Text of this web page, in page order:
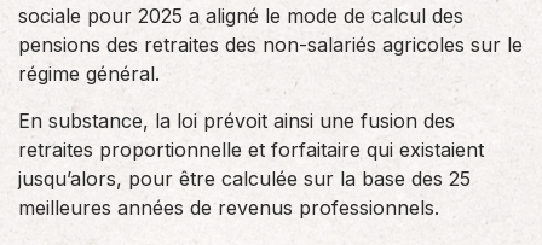
sociale pour 2025 a aligné le mode de calcul des
pensions des retraites des non-salariés agricoles sur le
régime général.
En substance, la loi prévoit ainsi une fusion des
retraites proportionnelle et forfaitaire qui existaient
jusqu’alors, pour être calculée sur la base des 25
meilleures années de revenus professionnels.